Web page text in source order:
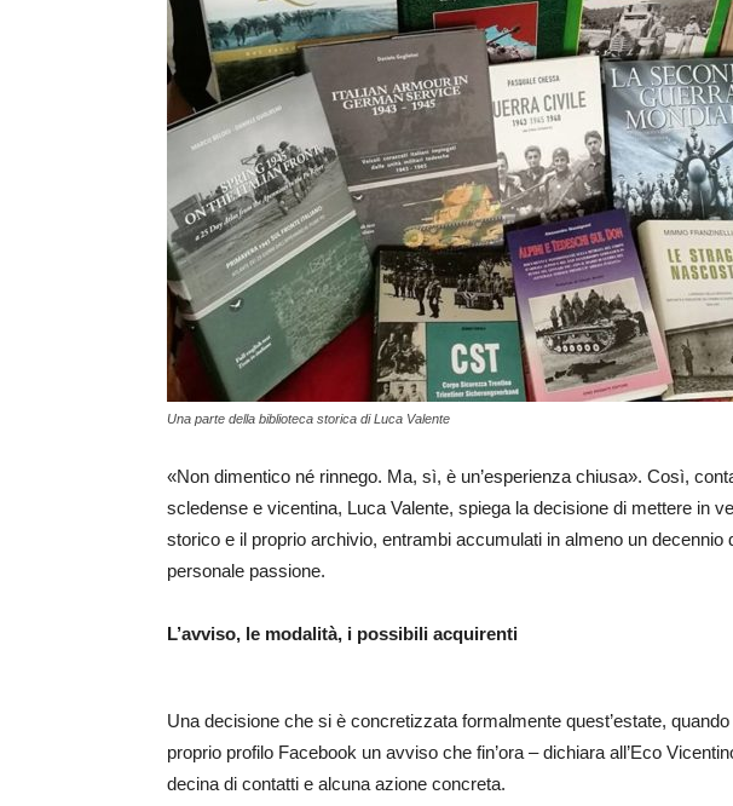
Una parte della biblioteca storica di Luca Valente
«Non dimentico né rinnego. Ma, sì, è un’esperienza chiusa». Così,
scledense e vicentina, Luca Valente, spiega la decisione di mettere in
storico e il proprio archivio, entrambi accumulati in almeno un decennio
personale passione.
L’avviso, le modalità, i possibili acquirenti
Una decisione che si è concretizzata formalmente quest’estate,
proprio profilo Facebook un avviso che fin’ora – dichiara all’Eco
decina di contatti e alcuna azione concreta.